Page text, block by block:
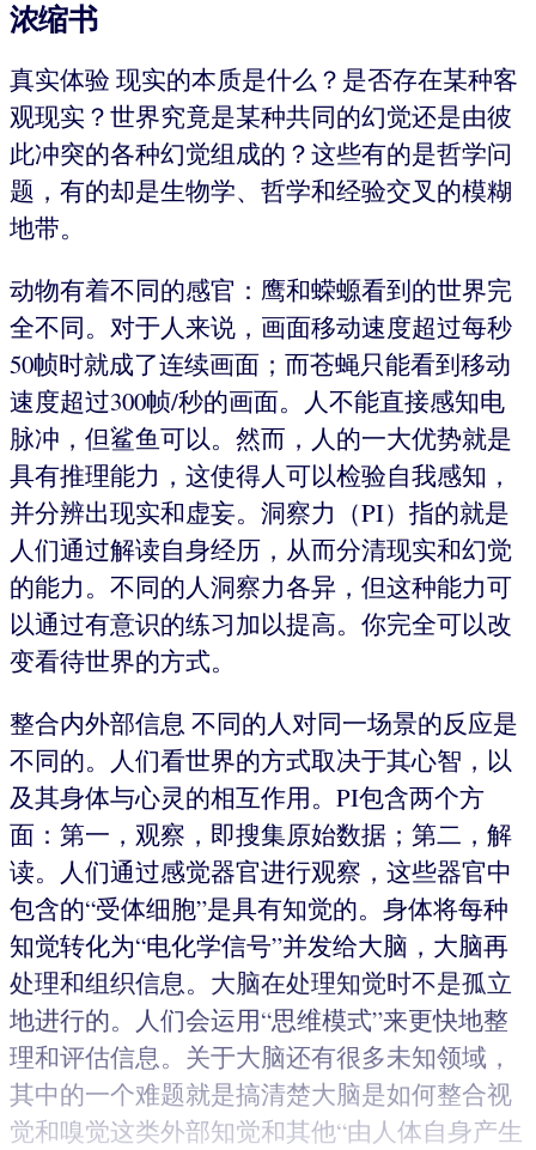
浓缩书
真实体验 现实的本质是什么？是否存在某种客
观现实？世界究竟是某种共同的幻觉还是由彼
此冲突的各种幻觉组成的？这些有的是哲学问
题，有的却是生物学、哲学和经验交叉的模糊
地带。
动物有着不同的感官：鹰和蝾螈看到的世界完
全不同。对于人来说，画面移动速度超过每秒
50帧时就成了连续画面；而苍蝇只能看到移动
速度超过300帧/秒的画面。人不能直接感知电
脉冲，但鲨鱼可以。然而，人的一大优势就是
具有推理能力，这使得人可以检验自我感知，
并分辨出现实和虚妄。洞察力（PI）指的就是
人们通过解读自身经历，从而分清现实和幻觉
的能力。不同的人洞察力各异，但这种能力可
以通过有意识的练习加以提高。你完全可以改
变看待世界的方式。
整合内外部信息 不同的人对同一场景的反应是
不同的。人们看世界的方式取决于其心智，以
及其身体与心灵的相互作用。PI包含两个方
面：第一，观察，即搜集原始数据；第二，解
读。人们通过感觉器官进行观察，这些器官中
包含的“受体细胞”是具有知觉的。身体将每种
知觉转化为“电化学信号”并发给大脑，大脑再
处理和组织信息。大脑在处理知觉时不是孤立
地进行的。人们会运用“思维模式”来更快地整
理和评估信息。关于大脑还有很多未知领域，
其中的一个难题就是搞清楚大脑是如何整合视
觉和嗅觉这类外部知觉和其他“由人体自身产生